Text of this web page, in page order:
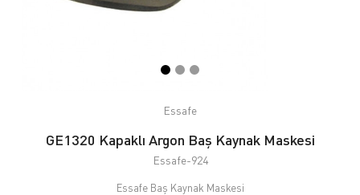
Essafe
GE1320 Kapaklı Argon Baş Kaynak Maskesi
Essafe-924
Essafe Baş Kaynak Maskesi